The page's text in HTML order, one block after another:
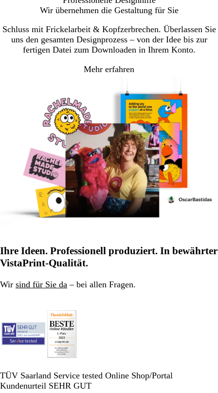
Wir übernehmen die Gestaltung für Sie
Schluss mit Frickelarbeit & Kopfzerbrechen. Überlassen Sie
uns den gesamten Designprozess – von der Idee bis zur
fertigen Datei zum Downloaden in Ihrem Konto.
Mehr erfahren
Ihre Ideen. Professionell produziert. In bewährter
VistaPrint-Qualität.
Wir sind für Sie da – bei allen Fragen.
TÜV Saarland Service tested Online Shop/Portal
Kundenurteil SEHR GUT